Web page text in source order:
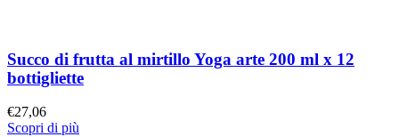
Succo di frutta al mirtillo Yoga arte 200 ml x 12
bottigliette
€27,06
Scopri di più